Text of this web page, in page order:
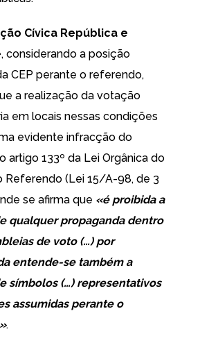
Cívica República e
, considerando a posição
CEP perante o referendo,
a realização da votação
em locais nessas condições
evidente infracção do
artigo 133º da Lei Orgânica do
Referendo (Lei 15/A-98, de 3
se afirma que «é proibida a
qualquer propaganda dentro
de voto (…) por
entende-se também a
símbolos (…) representativos
assumidas perante o
.